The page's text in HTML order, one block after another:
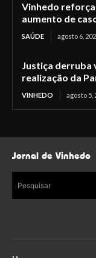
Vinhedo
aumento de
SAÚDE agosto 6,
Justiça derruba
realização da
VINHEDO agosto 5,
Jornal de Vinhedo
Pesquisar